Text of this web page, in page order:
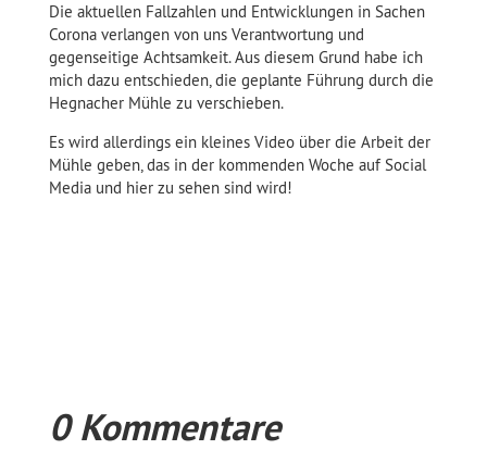
Die aktuellen Fallzahlen und Entwicklungen in Sachen
Corona verlangen von uns Verantwortung und
gegenseitige Achtsamkeit. Aus diesem Grund habe ich
mich dazu entschieden, die geplante Führung durch die
Hegnacher Mühle zu verschieben.
Es wird allerdings ein kleines Video über die Arbeit der
Mühle geben, das in der kommenden Woche auf Social
Media und hier zu sehen sind wird!
0 Kommentare